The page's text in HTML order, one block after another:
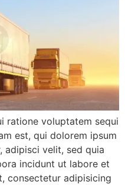
ratione voluptatem sequi
est, qui dolorem ipsum
adipisci velit, sed quia
incidunt ut labore et
consectetur adipisicing